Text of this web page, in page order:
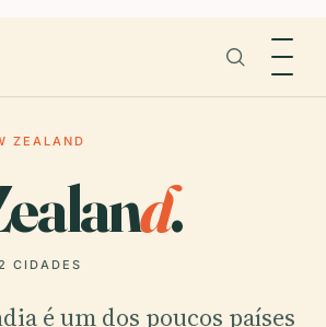
ZEALAND
d.
CIDADES
é um dos poucos países